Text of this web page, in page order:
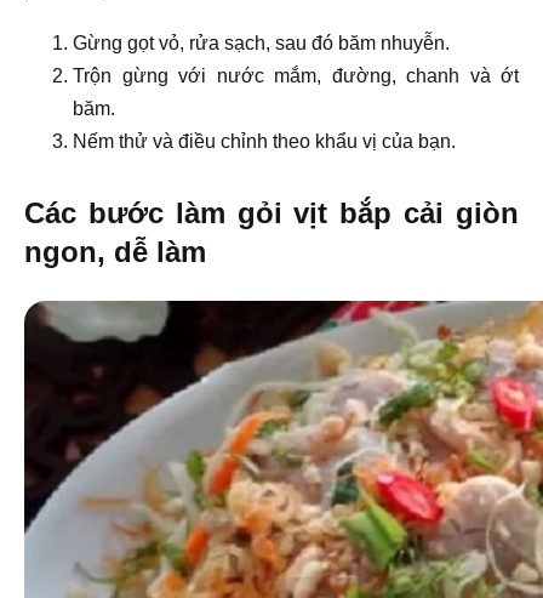
Gừng gọt vỏ, rửa sạch, sau đó băm nhuyễn.
Trộn gừng với nước mắm, đường, chanh và ớt
băm.
Nếm thử và điều chỉnh theo khẩu vị của bạn.
Các bước làm gỏi vịt bắp cải giòn
ngon, dễ làm